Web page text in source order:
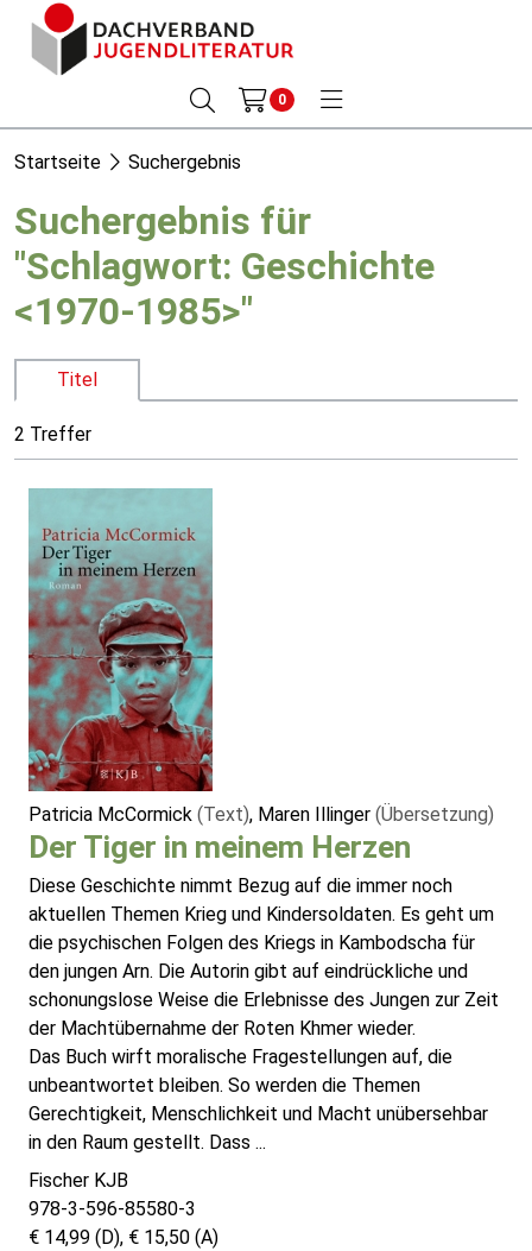
0
Startseite Suchergebnis
Suchergebnis für
"Schlagwort: Geschichte
<1970-1985>"
Titel
2 Treffer
Patricia McCormick (Text), Maren Illinger (Übersetzung)
Der Tiger in meinem Herzen
Diese Geschichte nimmt Bezug auf die immer noch
aktuellen Themen Krieg und Kindersoldaten. Es geht um
die psychischen Folgen des Kriegs in Kambodscha für
den jungen Arn. Die Autorin gibt auf eindrückliche und
schonungslose Weise die Erlebnisse des Jungen zur Zeit
der Machtübernahme der Roten Khmer wieder.
Das Buch wirft moralische Fragestellungen auf, die
unbeantwortet bleiben. So werden die Themen
Gerechtigkeit, Menschlichkeit und Macht unübersehbar
in den Raum gestellt. Dass ...
Fischer KJB
978-3-596-85580-3
€ 14,99 (D), € 15,50 (A)